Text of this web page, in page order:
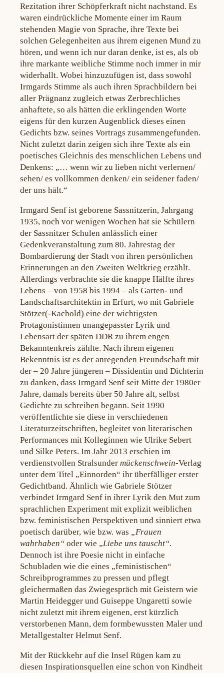
Rezitation ihrer Schöpferkraft nicht nachstand. Es
waren eindrückliche Momente einer im Raum
stehenden Magie von Sprache, ihre Texte bei
solchen Gelegenheiten aus ihrem eigenen Mund zu
hören, und wenn ich nur daran denke, ist es, als ob
ihre markante weibliche Stimme noch immer in mir
widerhallt. Wobei hinzuzufügen ist, dass sowohl
Irmgards Stimme als auch ihren Sprachbildern bei
aller Prägnanz zugleich etwas Zerbrechliches
anhaftete, so als hätten die erklingenden Worte
eigens für den kurzen Augenblick dieses einen
Gedichts bzw. seines Vortrags zusammengefunden.
Nicht zuletzt darin zeigen sich ihre Texte als ein
poetisches Gleichnis des menschlichen Lebens und
Denkens: „… wenn wir zu lieben nicht verlernen/
sehen/ es vollkommen denken/ ein seidener faden/
der uns hält.“
Irmgard Senf ist geborene Sassnitzerin, Jahrgang
1935, noch vor wenigen Wochen hat sie Schülern
der Sassnitzer Schulen anlässlich einer
Gedenkveranstaltung zum 80. Jahrestag der
Bombardierung der Stadt von ihren persönlichen
Erinnerungen an den Zweiten Weltkrieg erzählt.
Allerdings verbrachte sie die knappe Hälfte ihres
Lebens – von 1958 bis 1994 – als Garten- und
Landschaftsarchitektin in Erfurt, wo mit Gabriele
Stötzer(-Kachold) eine der wichtigsten
Protagonistinnen unangepasster Lyrik und
Lebensart der späten DDR zu ihrem engen
Bekanntenkreis zählte. Nach ihrem eigenen
Bekenntnis ist es der anregenden Freundschaft mit
der – 20 Jahre jüngeren – Dissidentin und Dichterin
zu danken, dass Irmgard Senf seit Mitte der 1980er
Jahre, damals bereits über 50 Jahre alt, selbst
Gedichte zu schreiben begann. Seit 1990
veröffentlichte sie diese in verschiedenen
Literaturzeitschriften, begleitet von literarischen
Performances mit Kolleginnen wie Ulrike Sebert
und Silke Peters. Im Jahr 2013 erschien im
verdienstvollen Stralsunder mückenschwein-Verlag
unter dem Titel „Einnorden“ ihr überfälliger erster
Gedichtband. Ähnlich wie Gabriele Stötzer
verbindet Irmgard Senf in ihrer Lyrik den Mut zum
sprachlichen Experiment mit explizit weiblichen
bzw. feministischen Perspektiven und sinniert etwa
poetisch darüber, wie bzw. was „Frauen
wahrhaben“ oder wie „Liebe uns tauscht“.
Dennoch ist ihre Poesie nicht in einfache
Schubladen wie die eines „feministischen“
Schreibprogrammes zu pressen und pflegt
gleichermaßen das Zwiegespräch mit Geistern wie
Martin Heidegger und Guiseppe Ungaretti sowie
nicht zuletzt mit ihrem eigenen, erst kürzlich
verstorbenen Mann, dem formbewussten Maler und
Metallgestalter Helmut Senf.
Mit der Rückkehr auf die Insel Rügen kam zu
diesen Inspirationsquellen eine schon von Kindheit